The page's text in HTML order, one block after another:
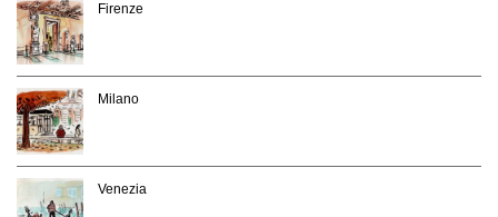
Firenze
Milano
Venezia